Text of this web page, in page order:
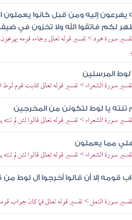
يهرعون إليه ومن قبل كانوا يعملون
لكم فاتقوا الله ولا تخزون في
سورة هود > تفسير قوله تعالى وجاءه قومه
المرسلين
سورة الشعراء > تفسير قوله تعالى كذبت قوم لوط
تنته يا لوط لتكونن من المخرجين
سورة الشعراء > تفسير قوله تعالى قالوا لئن لم
مما يعملون
سورة الشعراء > تفسير قوله تعالى قالوا لئن لم
قومه إلا أن قالوا أخرجوا آل لوط
سورة النمل > تفسير قوله تعالى فما كان جواب